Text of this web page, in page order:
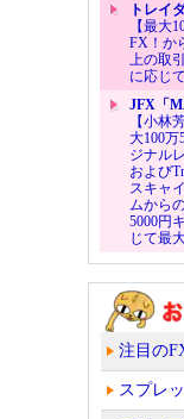
トレイ
【最大
FX！か
上の取
に応じ
JFX「
【小林
大100万
ジナル
および
スキャ
ムから
5000円
じて最
注目の
スプレ